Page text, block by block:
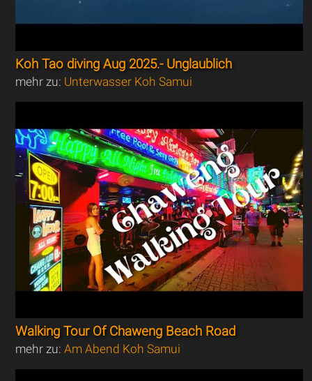
Koh Tao diving Aug 2025.- Unglaublich
mehr zu: Unterwasser Koh Samui
Walking Tour Of Chaweng Beach Road
mehr zu:Am Abend Koh Samui